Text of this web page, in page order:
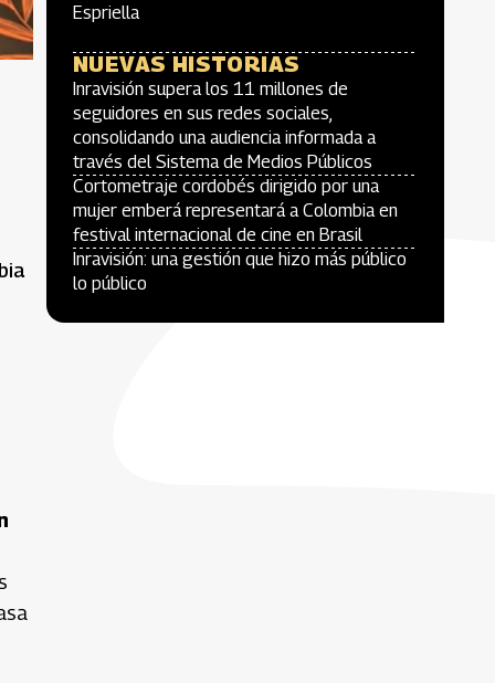
Espriella
NUEVAS HISTORIAS
Inravisión supera los 11 millones de
seguidores en sus redes sociales,
consolidando una audiencia informada a
través del Sistema de Medios Públicos
Cortometraje cordobés dirigido por una
mujer emberá representará a Colombia en
festival internacional de cine en Brasil
Inravisión: una gestión que hizo más público
lo público